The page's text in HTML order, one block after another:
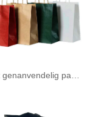
Trykt genanvendelig papirpose